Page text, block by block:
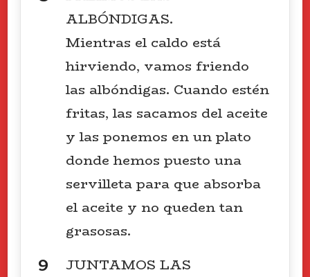
ALBÓNDIGAS.
Mientras el caldo está
hirviendo, vamos friendo
las albóndigas. Cuando estén
fritas, las sacamos del aceite
y las ponemos en un plato
donde hemos puesto una
servilleta para que absorba
el aceite y no queden tan
grasosas.
JUNTAMOS LAS